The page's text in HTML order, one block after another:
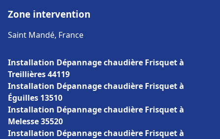
Zone intervention
Saint Mandé, France
Installation Dépannage chaudière Frisquet à
Treillières 44119
Installation Dépannage chaudière Frisquet à
Éguilles 13510
Installation Dépannage chaudière Frisquet à
Melesse 35520
Installation Dépannage chaudière Frisquet à